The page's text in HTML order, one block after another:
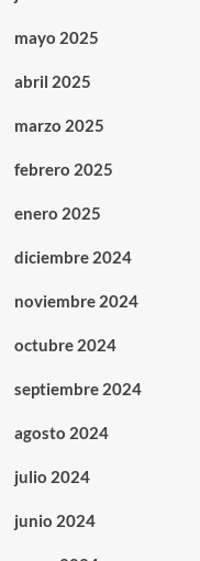
mayo 2025
abril 2025
marzo 2025
febrero 2025
enero 2025
diciembre 2024
noviembre 2024
octubre 2024
septiembre 2024
agosto 2024
julio 2024
junio 2024